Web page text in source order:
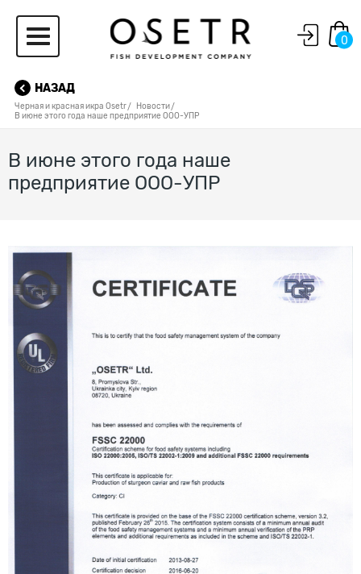
0
НАЗАД
Черная и красная икра Osetr
Новости
В июне этого года наше предприятие ООО-УПР
В июне этого года наше
предприятие ООО-УПР